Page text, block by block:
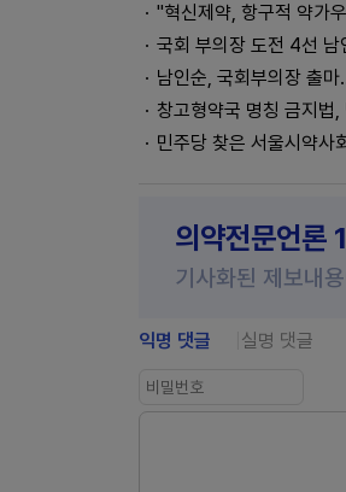
"혁신제약, 항구적 약가
국회 부의장 도전 4선
남인순, 국회부의장 출
창고형약국 명칭 금지
민주당 찾은 서울시약사
의약전문언론
기사화된 제보내
익명 댓글 실명 댓글